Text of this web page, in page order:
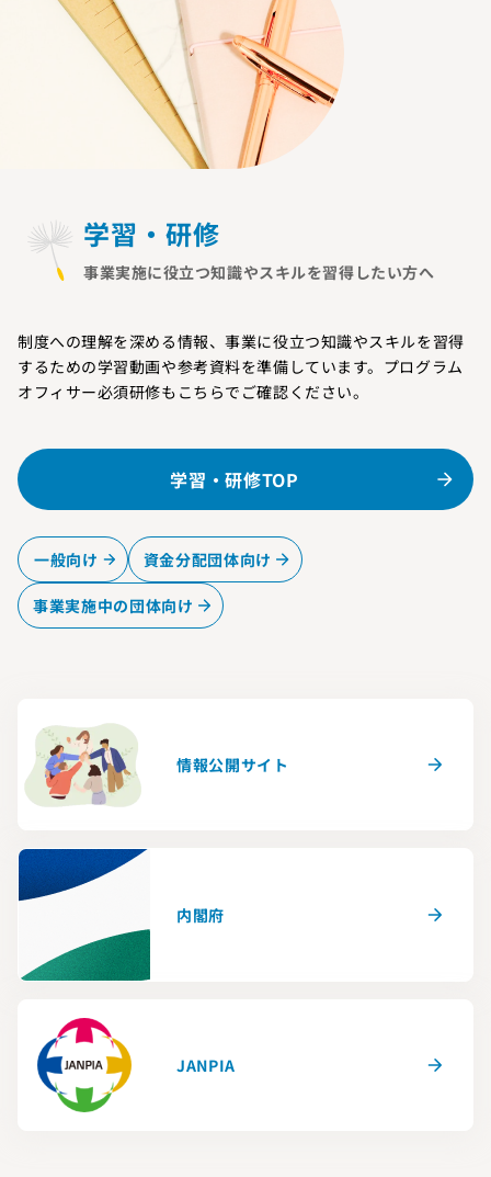
学習・研修
事業実施に役立つ知識やスキルを習得したい方へ
制度への理解を深める情報、事業に役立つ知識やスキルを習得
するための学習動画や参考資料を準備しています。プログラム
オフィサー必須研修もこちらでご確認ください。
学習・研修TOP
一般向け 資金分配団体向け
事業実施中の団体向け
情報公開サイト
内閣府
JANPIA